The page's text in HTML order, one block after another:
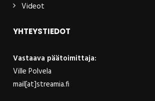
Videot
YHTEYSTIEDOT
Vastaava päätoimittaja:
Ville Polvela
mail[at]streamia.fi